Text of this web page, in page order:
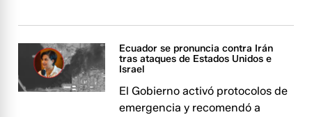
Ecuador se pronuncia contra Irán
tras ataques de Estados Unidos e
Israel
El Gobierno activó protocolos de
emergencia y recomendó a